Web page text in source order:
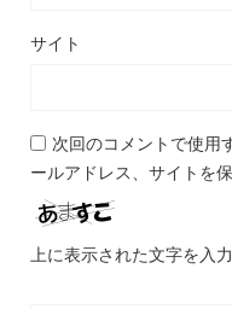
サイト
次回のコメントで使用
ールアドレス、サイトを保
上に表示された文字を入